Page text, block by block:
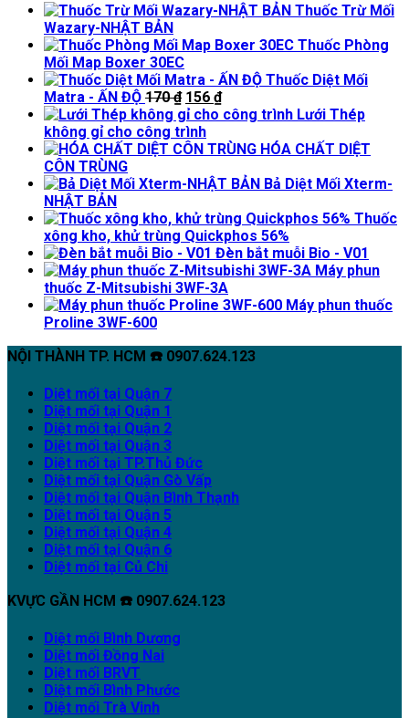
Thuốc Trừ Mối
Wazary-NHẬT BẢN
Thuốc Phòng
Mối Map Boxer 30EC
Thuốc Diệt Mối
Matra - ẤN ĐỘ 170₫ Giá
gốc
là:
170 ₫.
156 ₫Giá
hiện
là:
Lưới Thép
không gỉ cho công trình
HÓA CHẤT DIỆT
CÔN TRÙNG
Bả Diệt Mối Xterm-
NHẬT BẢN
Thuốc
xông kho, khử trùng Quickphos 56%
Đèn bắt muỗi Bio - V01
Máy phun
thuốc Z-Mitsubishi 3WF-3A
Máy phun thuốc
Proline 3WF-600
NỘI THÀNH TP. HCM ☎️ 0907.624.123
Diệt mối tại Quận 7
Diệt mối tại Quận 1
Diệt mối tại Quận 2
Diệt mối tại Quận 3
Diệt mối tại TP.Thủ Đức
Diệt mối tại Quận Gò Vấp
Diệt mối tại Quận Bình Thạnh
Diệt mối tại Quận 5
Diệt mối tại Quận 4
Diệt mối tại Quận 6
Diệt mối tại Củ Chi
KVỰC GẦN HCM ☎️ 0907.624.123
Diệt mối Bình Dương
Diệt mối Đồng Nai
Diệt mối BRVT
Diệt mối Bình Phước
Diệt mối Trà Vinh